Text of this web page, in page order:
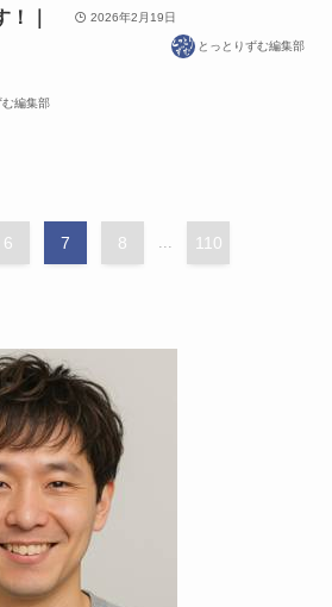
｜
む編集部
2026年2月19日
とっとりずむ編集部
6 7 8 ... 110